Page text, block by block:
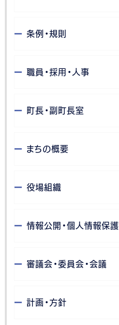
条例・規則
職員・採用・人事
町長・副町長室
まちの概要
役場組織
情報公開・個人情報保護
審議会・委員会・会議
計画・方針